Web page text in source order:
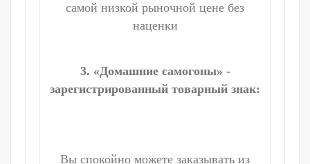
самой низкой рыночной цене без
наценки
3. «Домашние самогоны» -
зарегистрированный товарный знак:
Вы спокойно можете заказывать из